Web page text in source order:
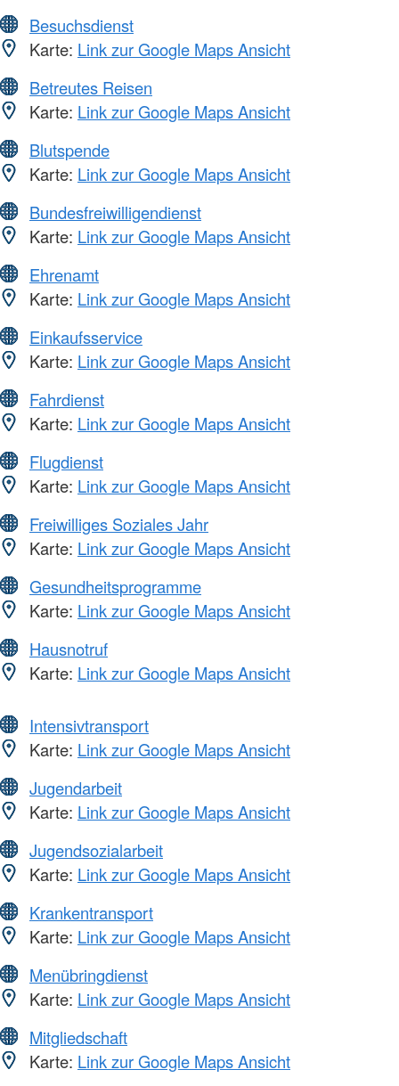
Besuchsdienst
Karte: Link zur Google Maps Ansicht
Betreutes Reisen
Karte: Link zur Google Maps Ansicht
Blutspende
Karte: Link zur Google Maps Ansicht
Bundesfreiwilligendienst
Karte: Link zur Google Maps Ansicht
Ehrenamt
Karte: Link zur Google Maps Ansicht
Einkaufsservice
Karte: Link zur Google Maps Ansicht
Fahrdienst
Karte: Link zur Google Maps Ansicht
Flugdienst
Karte: Link zur Google Maps Ansicht
Freiwilliges Soziales Jahr
Karte: Link zur Google Maps Ansicht
Gesundheitsprogramme
Karte: Link zur Google Maps Ansicht
Hausnotruf
Karte: Link zur Google Maps Ansicht
Intensivtransport
Karte: Link zur Google Maps Ansicht
Jugendarbeit
Karte: Link zur Google Maps Ansicht
Jugendsozialarbeit
Karte: Link zur Google Maps Ansicht
Krankentransport
Karte: Link zur Google Maps Ansicht
Menübringdienst
Karte: Link zur Google Maps Ansicht
Mitgliedschaft
Karte: Link zur Google Maps Ansicht